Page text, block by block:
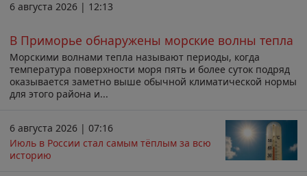
6 августа 2026 | 12:13
В Приморье обнаружены морские волны тепла
Морскими волнами тепла называют периоды, когда
температура поверхности моря пять и более суток подряд
оказывается заметно выше обычной климатической нормы
для этого района и...
6 августа 2026 | 07:16
Июль в России стал самым тёплым за всю
историю